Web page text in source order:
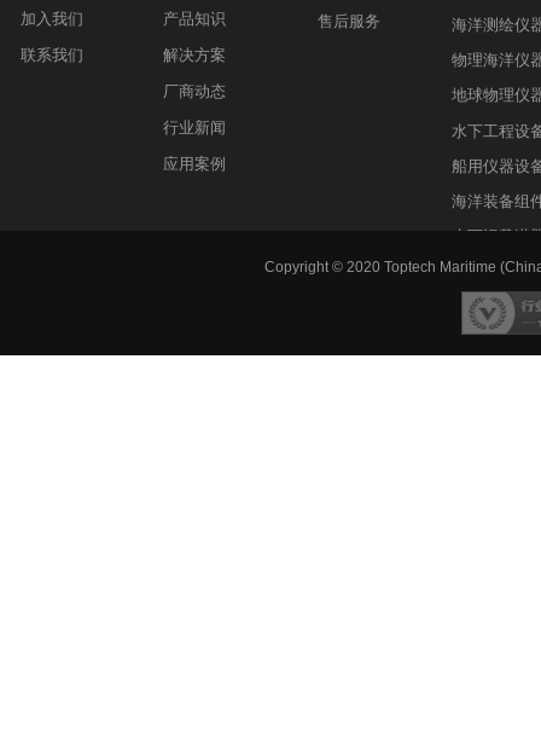
海洋测绘仪
物理海洋仪
地球物理仪
水下工程设
船用仪器设
海洋装备组
水下运载潜
售后服务
产品知识
解决方案
厂商动态
行业新闻
应用案例
加入我们
联系我们
Copyright © 2020 Toptech Maritime